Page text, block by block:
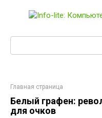
Главная страница
Белый графен:
для очков